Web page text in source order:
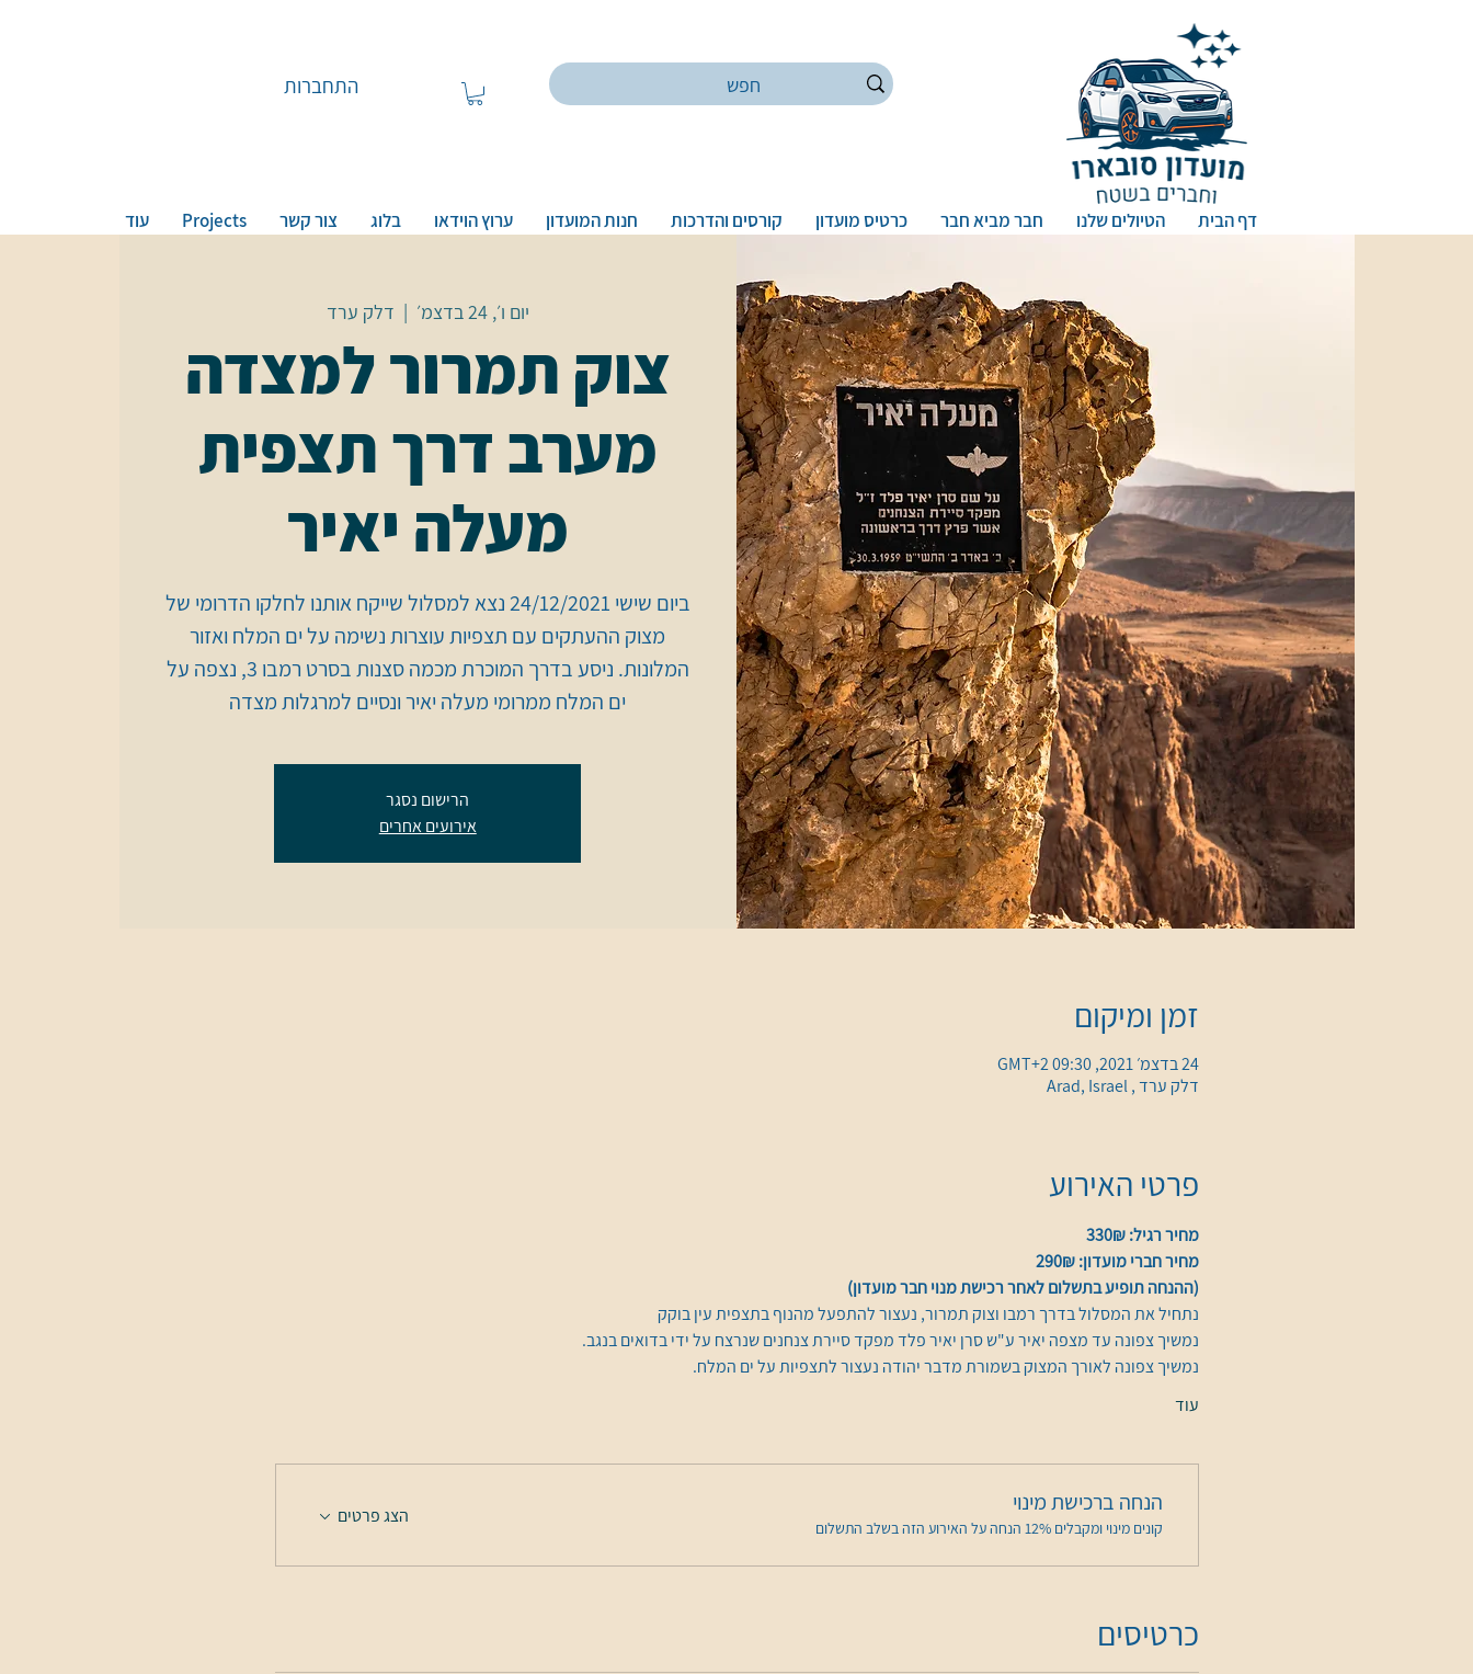
התחברות
דף הבית הטיולים שלנו חבר מביא חבר כרטיס מועדון קורסים והדרכות חנות המועדון ערוץ הוידאו בלוג צור קשר Projects עוד
יום ו׳, 24 בדצמ׳
  |
דלק ערד
צוק תמרור למצדה
מערב דרך תצפית
מעלה יאיר
ביום שישי 24/12/2021 נצא למסלול שייקח אותנו לחלקו הדרומי של
מצוק ההעתקים עם תצפיות עוצרות נשימה על ים המלח ואזור
המלונות. ניסע בדרך המוכרת מכמה סצנות בסרט רמבו 3, נצפה על
ים המלח ממרומי מעלה יאיר ונסיים למרגלות מצדה
הרישום נסגר
אירועים אחרים
זמן ומיקום
24 בדצמ׳ 2021, 09:30 GMT‎+2‎
דלק ערד , Arad, Israel
פרטי האירוע
מחיר רגיל: 330₪
מחיר חברי מועדון: 290₪
(ההנחה תופיע בתשלום לאחר רכישת מנוי חבר מועדון)
נתחיל את המסלול בדרך רמבו וצוק תמרור, נעצור להתפעל מהנוף בתצפית עין בוקק
נמשיך צפונה עד מצפה יאיר ע"ש סרן יאיר פלד מפקד סיירת צנחנים שנרצח על ידי בדואים בנגב.
נמשיך צפונה לאורך המצוק בשמורת מדבר יהודה נעצור לתצפיות על ים המלח.
עוד
הנחה ברכישת מינוי
קונים מינוי ומקבלים 12% הנחה על האירוע הזה בשלב התשלום
הצג פרטים
כרטיסים